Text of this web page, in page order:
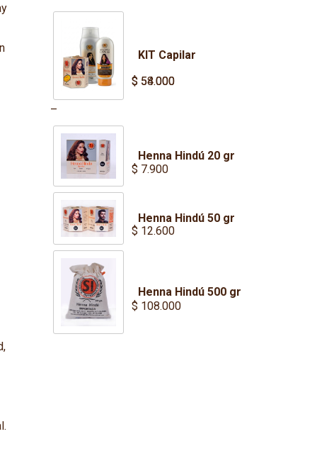
KIT Capilar
$54.000
–
$58.000
Henna Hindú 20 gr
$ 7.900
Henna Hindú 50 gr
$ 12.600
Henna Hindú 500 gr
$ 108.000